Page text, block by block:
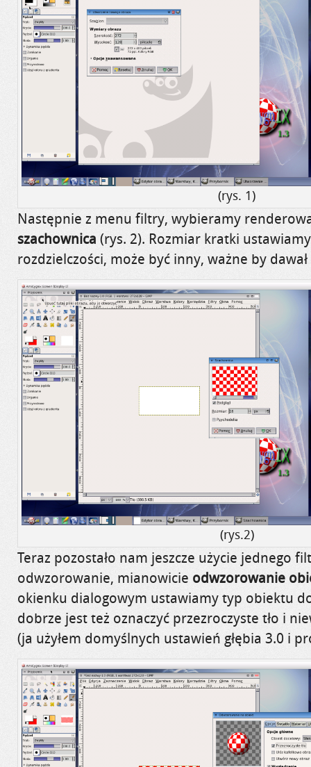
(rys. 1)
Następnie z menu filtry, wybieramy
szachownica (rys. 2). Rozmiar kratki
rozdzielczości, może być inny, ważne by
(rys.2)
Teraz pozostało nam jeszcze użycie jednego
odwzorowanie, mianowicie odwzorowanie
okienku dialogowym ustawiamy typ obiektu
dobrze jest też oznaczyć przezroczyste tło i
(ja użyłem domyślnych ustawień głębia 3.0 i